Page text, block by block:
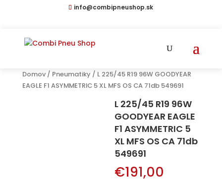
info@combipneushop.sk
Domov/ Pneumatiky / L 225/45 R19 96W GOODYEAR
EAGLE F1 ASYMMETRIC 5 XL MFS OS CA 71db 549691
L 225/45 R19 96W
GOODYEAR EAGLE
F1 ASYMMETRIC 5
XL MFS OS CA 71db
549691
€191,00